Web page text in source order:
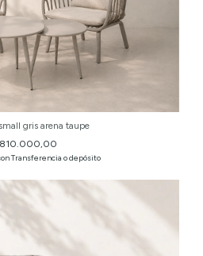
gris arena taupe
Transferencia o depósito